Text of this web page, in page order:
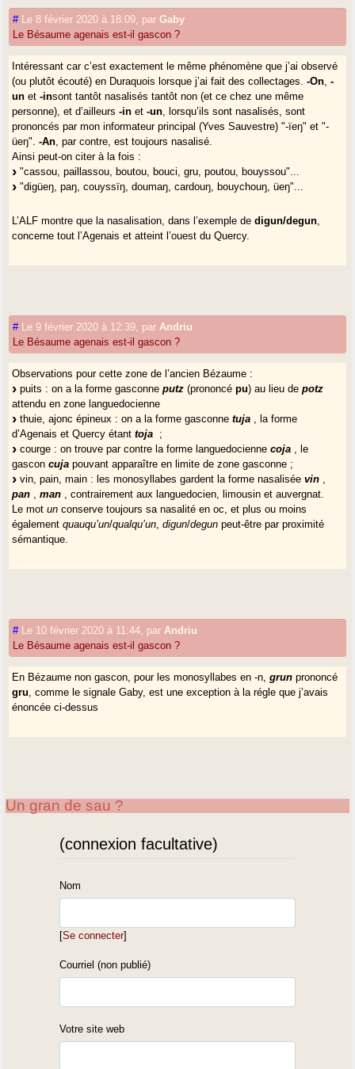
# Le 8 février 2020 à 18:09 parGaby
Le Bésaume agenais est-il gascon ?
Intéressant car c’est exactement le même phénomène que j’ai observé
(ou plutôt écouté) en Duraquois lorsque j’ai fait des collectages.-On ,-
un et-insont tantôt nasalisés tantôt non (et ce chez une même
personne), et d’ailleurs-in et-un , lorsqu’ils sont nasalisés, sont
prononcés par mon informateur principal (Yves Sauvestre) "-ïeŋ" et "-
üeŋ".-An , par contre, est toujours nasalisé.
Ainsi peut-on citer à la fois :
"cassou, paillassou, boutou, bouci, gru, poutou, bouyssou"...
"digüeŋ, paŋ, couyssïŋ, doumaŋ, cardouŋ, bouychouŋ, üeŋ"...
L’ALF montre que la nasalisation, dans l’exemple dedigun/degun
concerne tout l’Agenais et atteint l’ouest du Quercy.
# Le 9 février 2020 à 12:39 par Andriu
Le Bésaume agenais est-il gascon ?
Observations pour cette zone de l’ancien Bézaume :
puits : on a la forme gasconneputz(prononcépu) au lieu depotz
attendu en zone languedocienne
thuie, ajonc épineux : on a la forme gasconnetuja
, la forme
d’Agenais et Quercy étanttoja ;
courge : on trouve par contre la forme languedociennecoja
, le
gasconcuja pouvant apparaître en limite de zone gasconne ;
vin, pain, main : les monosyllabes gardent la forme nasaliséevin
pan
,man
, contrairement aux languedocien, limousin et auvergnat.
Le motunconserve toujours sa nasalité en oc, et plus ou moins
égalementquauqu’un/qualqu’un ,digun/degunpeut-être par proximité
sémantique.
# Le 10 février 2020 à 11:44 par Andriu
Le Bésaume agenais est-il gascon ?
En Bézaume non gascon, pour les monosyllabes en -n,grunprononcé
gru , comme le signale Gaby, est une exception à la régle que j’avais
énoncée ci-dessus
Un gran de sau ?
(connexion facultative)
Nom
[Se connecter]
Courriel (non publié)
Votre site web